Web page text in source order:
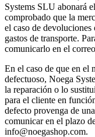
Systems SLU abonará
comprobado que la
el caso de
gastos de transporte.
comunicarlo en el
En el caso de que en el
defectuoso, Noega
la reparación o lo
para el cliente en
defecto provenga de
comunicar en el plazo
info@noegashop.com.